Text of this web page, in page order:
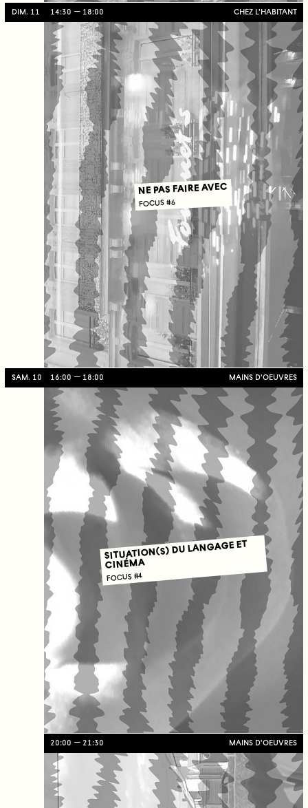
DIM. 11 14:30 18:00 CHEZ L'HABITANT
NE PAS FAIRE AVEC
FOCUS #6
SAM. 10 16:00 18:00 MAINS D'OEUVRES
SITUATION(S) DU LANGAGE ET
CINÉMA
FOCUS #4
20:00 21:30 MAINS D'OEUVRES